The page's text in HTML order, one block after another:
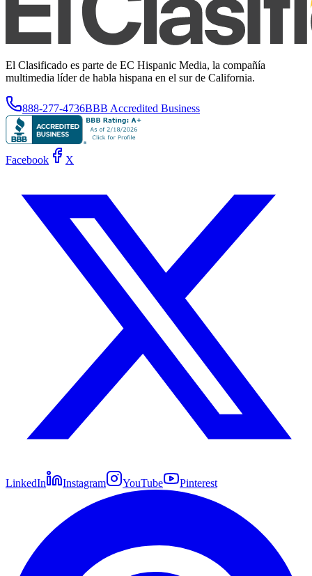
El Clasificado es parte de EC Hispanic Media, la compañía
multimedia líder de habla hispana en el sur de California.
888-277-4736BBB Accredited Business
Facebook X
LinkedIn Instagram YouTube Pinterest